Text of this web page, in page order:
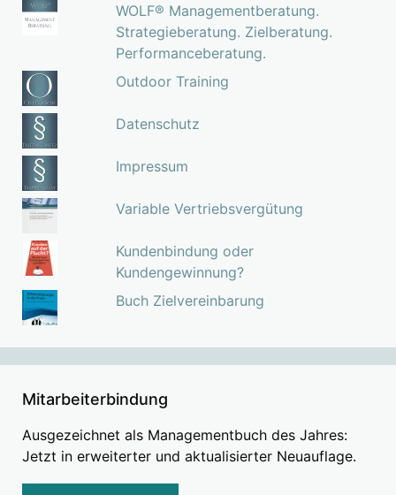
WOLF® Managementberatung.
Strategieberatung. Zielberatung.
Performanceberatung.
Outdoor Training
Datenschutz
Impressum
Variable Vertriebsvergütung
Kundenbindung oder
Kundengewinnung?
Buch Zielvereinbarung
Mitarbeiterbindung
Ausgezeichnet als Managementbuch des Jahres:
Jetzt in erweiterter und aktualisierter Neuauflage.